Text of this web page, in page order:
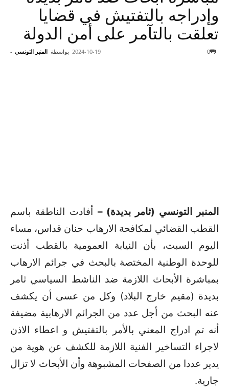
وإدراجه بالتفتيش في قضايا
تعلقت بالتآمر على أمن الدولة
بواسطة المنبر التونسي - 2024-10-19 0
المنبر التونسي (ثامر بديدة) – أفادت الناطقة باسم
القطب القضائي لمكافحة الارهاب حنان قداس، مساء
اليوم السبت، بأن النيابة العمومية بالقطب أذنت
للوحدة الوطنية المختصة بالبحث في جرائم الارهاب
بمباشرة الأبحاث اللازمة ضد الناشط السياسي ثامر
بديدة (مقيم خارج البلاد) وكل من عسى أن يكشف
عنه البحث من أجل عدد من الجرائم الارهابية مضيفة
أنه تم ادراج المعني بالأمر بالتفتيش و اعطاء الاذن
لاجراء التساخير الفنية اللازمة للكشف عن هوية من
يدير عددا من الصفحات المشبوهة وأن الأبحاث لا تزال
جارية.